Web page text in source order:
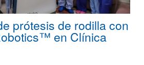
prótesis de rodilla con
en Clínica